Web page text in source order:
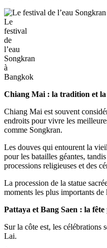
Le
festival
de
l’eau
Songkran
à
Bangkok
Chiang Mai : la tradition et la
Chiang Mai est souvent
endroits pour vivre les
comme Songkran.
Les douves qui entourent la
pour les batailles géantes,
processions religieuses et des
La procession de la statue
moments les plus importants de
Pattaya et Bang Saen : la fête
Sur la côte est, les célébrations
Lai.